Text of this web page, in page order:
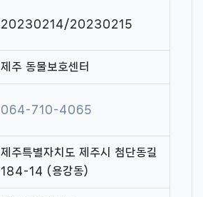
20230214/20230215
제주 동물보호센터
064-710-4065
제주특별자치도 제주시 첨단동길
184-14 (용강동)